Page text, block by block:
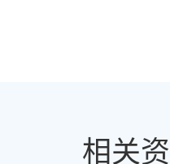
相关资